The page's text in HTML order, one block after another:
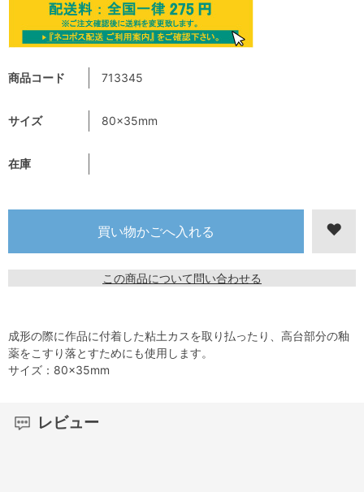
商品コード 713345
サイズ 80×35mm
在庫
この商品について問い合わせる
成形の際に作品に付着した粘土カスを取り払ったり、高台部分の釉
薬をこすり落とすためにも使用します。
サイズ：80×35mm
レビュー